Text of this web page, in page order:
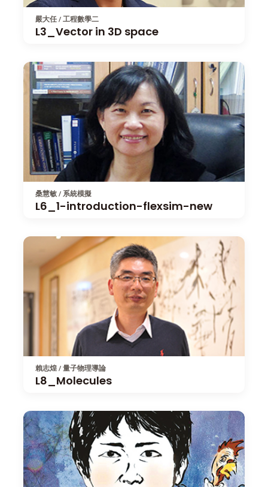
嚴大任 / 工程數學二
L3_Vector in 3D space
桑慧敏 / 系統模擬
L6_1-introduction-flexsim-new
賴志煌 / 量子物理導論
L8_Molecules